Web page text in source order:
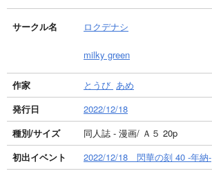
サークル名 ロクデナシ
milky green
作家 とうび あめ
発行日
2022/12/18
種別/サイズ
同人誌 - 漫画/ Ａ５ 20p
初出イベント
2022/12/18 閃華の刻 40 -年納-